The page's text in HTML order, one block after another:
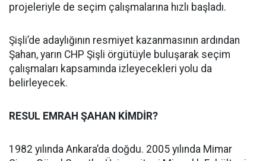
projeleriyle de seçim çalışmalarına hızlı başladı.
Şişli’de adaylığının resmiyet kazanmasının ardından
Şahan, yarın CHP Şişli örgütüyle buluşarak seçim
çalışmaları kapsamında izleyecekleri yolu da
belirleyecek.
RESUL EMRAH ŞAHAN KİMDİR?
1982 yılında Ankara’da doğdu. 2005 yılında Mimar